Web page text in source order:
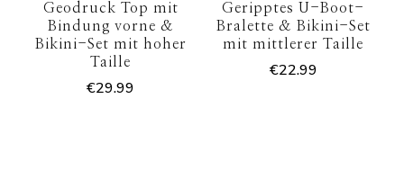
Geodruck Top mit
Bindung vorne &
Bikini-Set mit hoher
Taille
€29.99
Geripptes U-Boot-
Bralette & Bikini-Set
mit mittlerer Taille
€22.99